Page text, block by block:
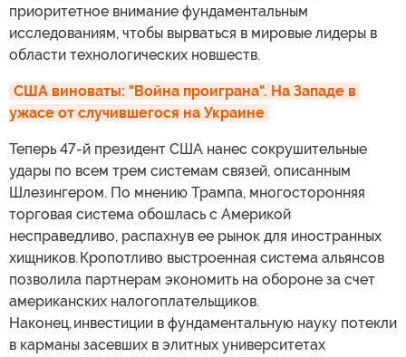
приоритетное внимание фундаментальным
исследованиям, чтобы вырваться в мировые лидеры в
области технологических новшеств.
США виноваты: "Война проиграна". На Западе в
ужасе от случившегося на Украине
Теперь 47-й президент США нанес сокрушительные
удары по всем трем системам связей, описанным
Шлезингером. По мнению Трампа, многосторонняя
торговая система обошлась с Америкой
несправедливо, распахнув ее рынок для иностранных
хищников. Кропотливо выстроенная система альянсов
позволила партнерам экономить на обороне за счет
американских налогоплательщиков.
Наконец, инвестиции в фундаментальную науку потекли
в карманы засевших в элитных университетах